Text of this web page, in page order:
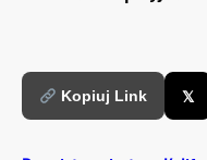
Kopiuj Link 𝕏